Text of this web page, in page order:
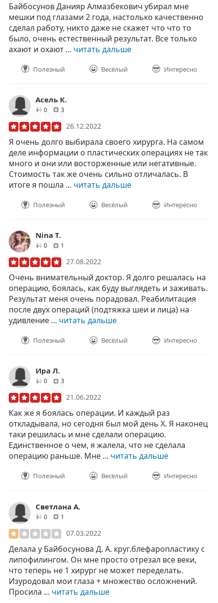
Байбосунов Данияр Алмазбекович убирал мне
мешки под глазами 2 года, настолько качественно
сделал работу, никто даже не скажет что что то
было, очень естественный результат. Все только
ахают и охают ... читать дальше
Полезный Весёлый Интересно
Асель К.
0друзей
3отзывов
26.12.2022
Я очень долго выбирала своего хирурга. На самом
деле информации о пластических операциях не так
много и они или восторженные или негативные.
Стоимость так же очень сильно отличалась. В
итоге я пошла ... читать дальше
Полезный Весёлый Интересно
Nina T.
0друзей1
27.08.2022
Очень внимательный доктор. Я долго решалась на
операцию, боялась, как буду выглядеть и заживать.
Результат меня очень порадовал. Реабилитация
после двух операций (подтяжка шеи и лица) на
удивление ... читать дальше
Полезный Весёлый Интересно
Ира Л.
0друзей
3отзывов
21.06.2022
Как же я боялась операции. И каждый раз
откладывала, но сегодня был мой день Х. Я наконец
таки решилась и мне сделали операцию.
Единственное о чем, я жалела, что не сделала
операцию раньше. Мне ... читать дальше
Полезный Весёлый Интересно
Светлана А.
0друзей1
07.03.2022
Делала у Байбосунова Д. А. круг.блефаропластику с
липофилингом. Он мне просто отрезал все веки,
что теперь не 1 хирург не может переделать.
Изуродовал мои глаза + множество осложнений.
Просила ... читать дальше